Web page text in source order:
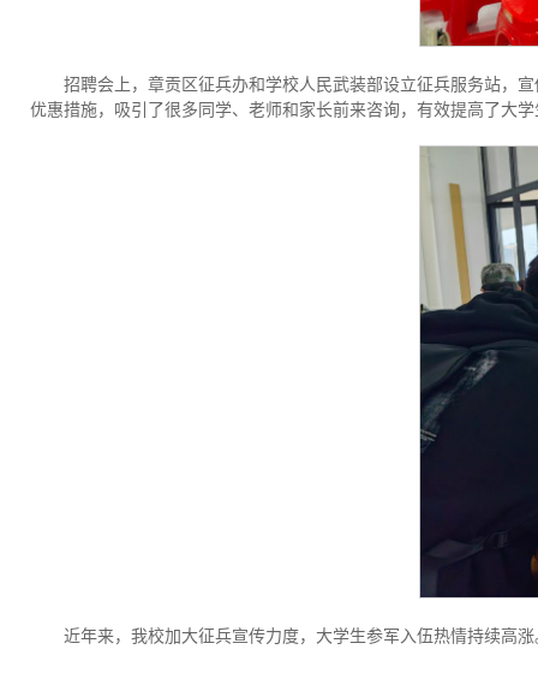
招聘会上，章贡区征兵办和学校人民武装部设立征兵服务站，
优惠措施，吸引了很多同学、老师和家长前来咨询，有效提高了大
近年来，我校加大征兵宣传力度，大学生参军入伍热情持续高